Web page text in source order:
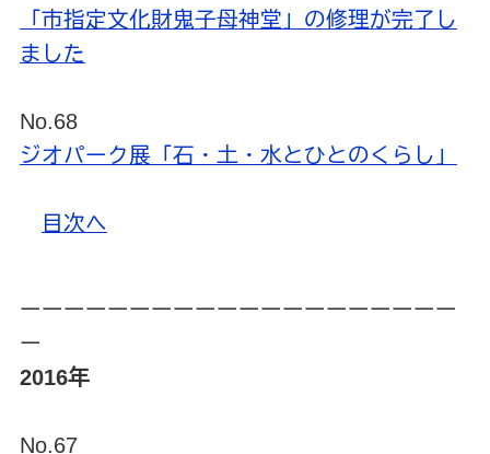
「市指定文化財鬼子母神堂」の修理が完了し
ました
No.68
ジオパーク展「石・土・水とひとのくらし」
目次へ
ーーーーーーーーーーーーーーーーーーーー
ー
2016年
No.67